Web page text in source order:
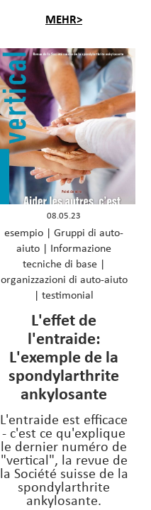
08.05.23
esempio | Gruppi di auto-
aiuto | Informazione
tecniche di base |
organizzazioni di auto-aiuto
| testimonial
L'effet de
l'entraide:
L'exemple de la
spondylarthrite
ankylosante
L'entraide est efficace
- c'est ce qu'explique
le dernier numéro de
"vertical", la revue de
la Société suisse de la
spondylarthrite
ankylosante.
MEHR>